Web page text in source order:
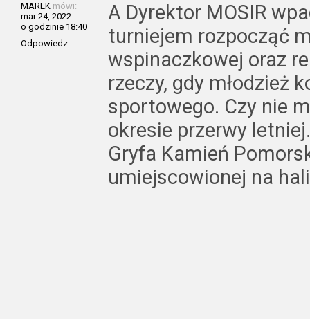
MAREK mówi:
mar 24, 2022
o godzinie 18:40
Odpowiedz
A Dyrektor MOSIR
turniejem rozpocząć
wspinaczkowej oraz
rzeczy, gdy młodzież
sportowego. Czy nie
okresie przerwy
Gryfa Kamień
umiejscowionej na